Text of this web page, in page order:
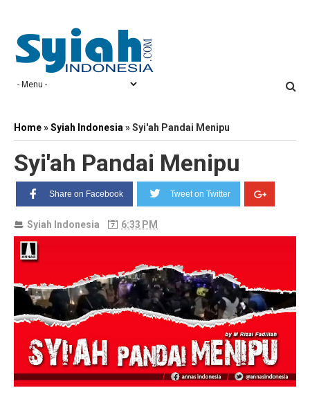
Home»Syiah Indonesia »Syi'ah Pandai Menipu
Syi'ah Pandai Menipu
Share on Facebook Tweet on Twitter
Syiah Indonesia 6:33 PM